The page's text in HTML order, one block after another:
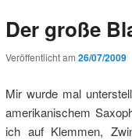
Der große
Veröffentlicht am 26/07/2009
Mir wurde mal
amerikanischem
ich auf Klemmen,